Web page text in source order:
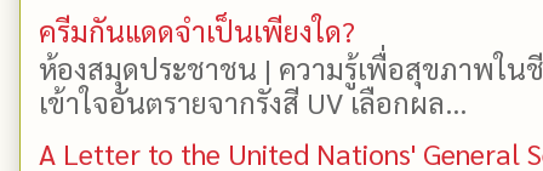
ครีมกันแดดจำเป็นเพียงใด?
ห้องสมุดประชาชน | ความรู้เพื่อสุขภาพใน
เข้าใจอันตรายจากรังสี UV เลือกผล...
A Letter to the United Nations' General